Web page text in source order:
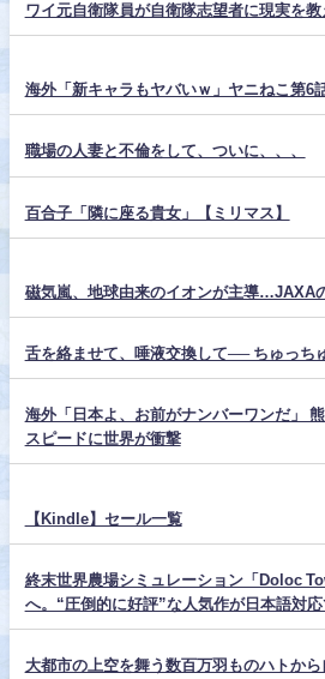
ワイ元自衛隊員が自衛隊志望者に現実を
海外「新キャラもヤバいｗ」ヤニねこ第6
職場の人妻と不倫をして、ついに、、、
百合子「隣に座る貴女」【ミリマス】
磁気嵐、地球由来のイオンが主導…JAXA
舌を絡ませて、唾液交換して── ちゅっち
海外「日本よ、お前がナンバーワンだ」
スピードに世界が衝撃
【Kindle】セール一覧
終末世界農場シミュレーション「Doloc
へ。“圧倒的に好評”な人気作が日本語対応
大都市の上空を舞う数百万羽ものハトか